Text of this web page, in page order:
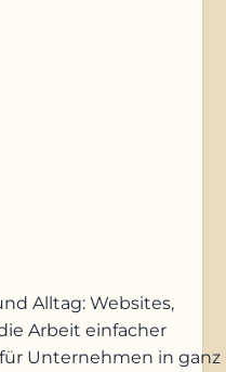
Alltag: Websites,
Arbeit einfacher
Unternehmen in ganz